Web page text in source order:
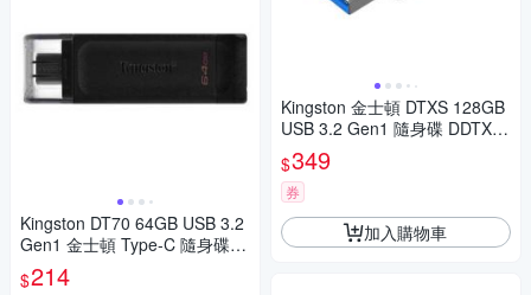
Kingston DT70 64GB USB 3.2
Gen1 金士頓 Type-C 隨身碟 D
DT7064GB
$214
Kingston 金士頓 DTXS 128GB
USB 3.2 Gen1 隨身碟 DDTXS
128GB
$349
券
加入購物車